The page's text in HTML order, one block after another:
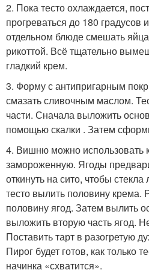
2. Пока тесто охлаждается,
прогреваться до 180 градусов
отдельном блюде смешать
рикоттой. Всё тщательно
гладкий крем.
3. Форму с антипригарным
смазать сливочным маслом.
части. Сначала выложить
помощью скалки . Затем
4. Вишню можно использовать
замороженную. Ягоды
откинуть на сито, чтобы
тесто вылить половину крема.
половину ягод. Затем вылить
выложить вторую часть ягод.
Поставить тарт в разогретую
Пирог будет готов, как только
начинка «схватится».